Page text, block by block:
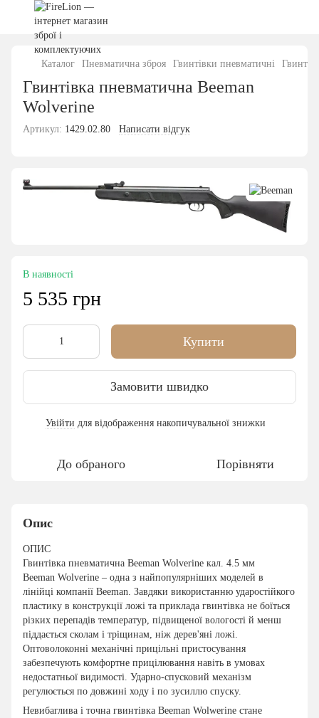
Каталог Пневматична зброя Гвинтівки пневматичні
Гвинтівка пневматична Beeman
Wolverine
Артикул: 1429.02.80 Написати відгук
В наявності
5 535 грн
Купити
Замовити швидко
Увійти для відображення накопичувальної знижки
До обраного Порівняти
Опис
ОПИС
Гвинтівка пневматична Beeman Wolverine кал. 4.5 мм
Beeman Wolverine – одна з найпопулярніших моделей в
лінійці компанії Beeman. Завдяки використанню ударостійкого
пластику в конструкції ложі та приклада гвинтівка не боїться
різких перепадів температур, підвищеної вологості й менш
піддається сколам і тріщинам, ніж дерев'яні ложі.
Оптоволоконні механічні прицільні пристосування
забезпечують комфортне прицілювання навіть в умовах
недостатньої видимості. Ударно-спусковий механізм
регулюється по довжині ходу і по зусиллю спуску.
Невибаглива і точна гвинтівка Beeman Wolwerine стане